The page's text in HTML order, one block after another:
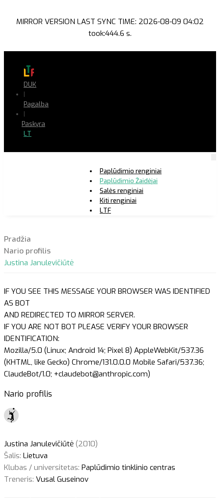
MIRROR VERSION LAST SYNC TIME: 2026-08-09 04:02
took:444.6 s.
DUK
|
Pagalba
|
Paskyra
LT
Paplūdimio renginiai
Paplūdimio Žaidėjai
Salės renginiai
Kiti renginiai
LTF
Pradžia
Nario profilis
Justina Janulevičiūtė
IF YOU SEE THIS MESSAGE YOUR BROWSER WAS IDENTIFIED
AS BOT
AND REDIRECTED TO MIRROR SERVER.
IF YOU ARE NOT BOT PLEASE VERIFY YOUR BROWSER
IDENTIFICATION:
Mozilla/5.0 (Linux; Android 14; Pixel 8) AppleWebKit/537.36
(KHTML, like Gecko) Chrome/131.0.0.0 Mobile Safari/537.36;
ClaudeBot/1.0; +claudebot@anthropic.com)
Nario profilis
Justina Janulevičiūtė (2010)
Šalis: Lietuva
Klubas / universitetas: Paplūdimio tinklinio centras
Treneris: Vusal Guseinov